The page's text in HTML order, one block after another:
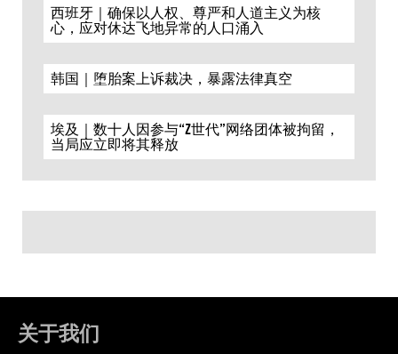
西班牙｜确保以人权、尊严和人道主义为核
心，应对休达飞地异常的人口涌入
韩国｜堕胎案上诉裁决，暴露法律真空
埃及｜数十人因参与“Z世代”网络团体被拘留，
当局应立即将其释放
关于我们